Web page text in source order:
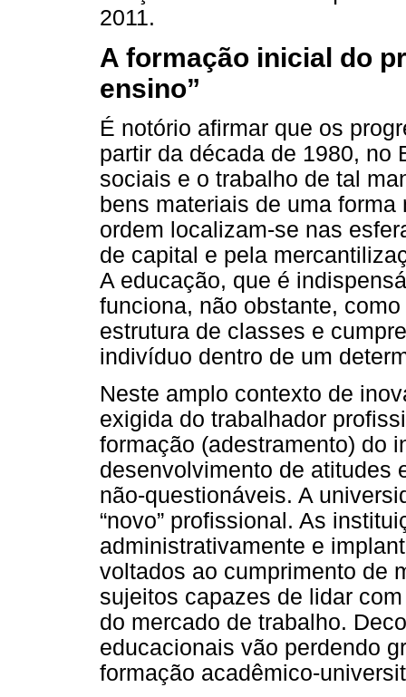
2011.
A formação inicial do
ensino”
É notório afirmar que os
partir da década de 1980, no
sociais e o trabalho de tal
bens materiais de uma
ordem localizam-se nas
de capital e pela
A educação, que é
funciona, não obstante,
estrutura de classes e
indivíduo dentro de um
Neste amplo contexto de
exigida do trabalhador
formação (adestramento) do
desenvolvimento de atitudes
não-questionáveis. A
“novo” profissional. As
administrativamente e
voltados ao cumprimento de
sujeitos capazes de lidar com
do mercado de trabalho.
educacionais vão perdendo
formação acadêmico-